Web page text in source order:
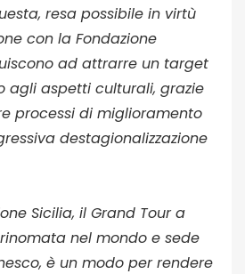
resa possibile in virtù
con la Fondazione
ad attrarre un target
agli aspetti culturali, grazie
processi di miglioramento
destagionalizzazione
Sicilia, il Grand Tour a
nel mondo e sede
è un modo per rendere